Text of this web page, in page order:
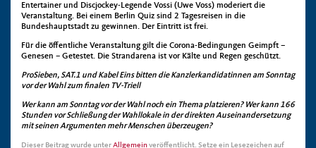
Entertainer und Discjockey-Legende Vossi (Uwe Voss) moderiert die
Veranstaltung. Bei einem Berlin Quiz sind 2 Tagesreisen in die
Bundeshauptstadt zu gewinnen. Der Eintritt ist frei.
Für die öffentliche Veranstaltung gilt die Corona-Bedingungen Geimpft –
Genesen – Getestet. Die Strandarena ist vor Kälte und Regen geschützt.
ProSieben, SAT.1 und Kabel Eins bitten die Kanzlerkandidatinnen am Sonntag
vor der Wahl zum finalen TV-Triell
Wer kann am Sonntag vor der Wahl noch ein Thema platzieren? Wer kann 166
Stunden vor Schließung der Wahllokale in der direkten Auseinandersetzung
mit seinen Argumenten mehr Menschen überzeugen?
Dieser Beitrag wurde unterAllgemeinveröffentlicht. Setze ein Lesezeichen auf